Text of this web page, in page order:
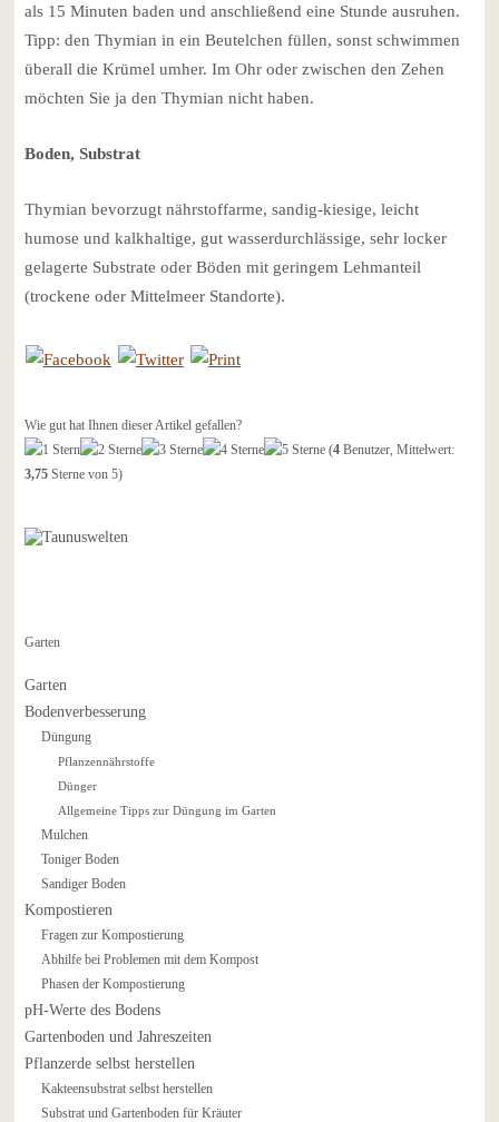
als 15 Minuten baden und anschließend eine Stunde ausruhen.
Tipp: den Thymian in ein Beutelchen füllen, sonst schwimmen
überall die Krümel umher. Im Ohr oder zwischen den Zehen
möchten Sie ja den Thymian nicht haben.
Boden, Substrat
Thymian bevorzugt nährstoffarme, sandig-kiesige, leicht
humose und kalkhaltige, gut wasserdurchlässige, sehr locker
gelagerte Substrate oder Böden mit geringem Lehmanteil
(trockene oder Mittelmeer Standorte).
Wie gut hat Ihnen dieser Artikel gefallen?
(4Benutzer, Mittelwert:
3,75Sterne von 5)
Garten
Garten
Bodenverbesserung
Düngung
Pflanzennährstoffe
Dünger
Allgemeine Tipps zur Düngung im Garten
Mulchen
Toniger Boden
Sandiger Boden
Kompostieren
Fragen zur Kompostierung
Abhilfe bei Problemen mit dem Kompost
Phasen der Kompostierung
pH-Werte des Bodens
Gartenboden und Jahreszeiten
Pflanzerde selbst herstellen
Kakteensubstrat selbst herstellen
Substrat und Gartenboden für Kräuter